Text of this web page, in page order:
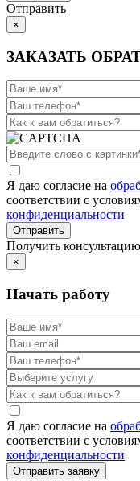
Отправить
×
ЗАКАЗАТЬ
Я даю согласие на
соответствии с
конфиденциальности
Получить
×
Начать работу
Я даю согласие на
соответствии с
конфиденциальности